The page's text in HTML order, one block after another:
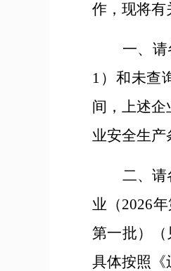
作，现将有
一、
1 ）和未查
间，上述
业安全生产
二、请
业（2026
第一批）（
具体按照《